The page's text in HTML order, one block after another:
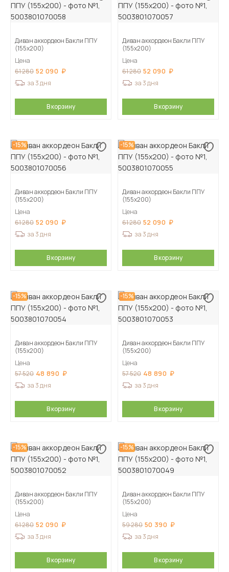
Диван аккордеон Бакли ППУ
(155х200)
Цена
61 280 52 090
за 3 дня
В корзину
Диван аккордеон Бакли ППУ
(155х200)
Цена
61 280 52 090
за 3 дня
В корзину
-15%
Диван аккордеон Бакли ППУ
(155х200)
Цена
61 280 52 090
за 3 дня
В корзину
-15%
Диван аккордеон Бакли ППУ
(155х200)
Цена
61 280 52 090
за 3 дня
В корзину
-15%
Диван аккордеон Бакли ППУ
(155х200)
Цена
57 520 48 890
за 3 дня
В корзину
-15%
Диван аккордеон Бакли ППУ
(155х200)
Цена
57 520 48 890
за 3 дня
В корзину
-15%
Диван аккордеон Бакли ППУ
(155х200)
Цена
61 280 52 090
за 3 дня
В корзину
-15%
Диван аккордеон Бакли ППУ
(155х200)
Цена
59 280 50 390
за 3 дня
В корзину